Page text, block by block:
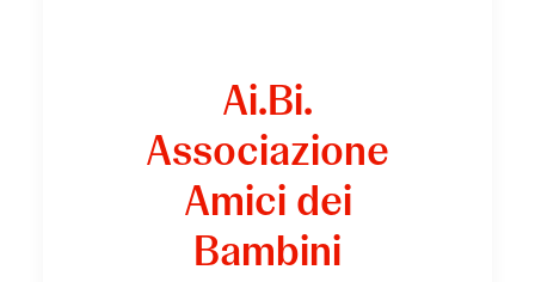
Ai.Bi.
Associazione
Amici dei
Bambini